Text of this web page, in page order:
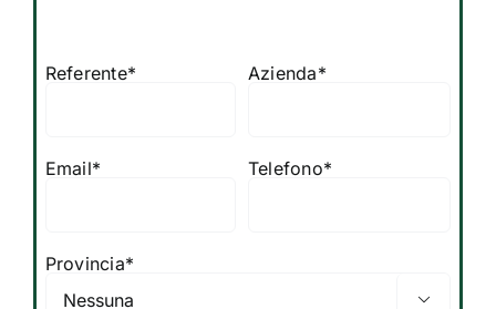
Referente* Azienda*
Email* Telefono*
Provincia*
